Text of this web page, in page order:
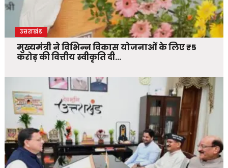
उत्तराखंड
मुख्यमंत्री ने विभिन्न विकास योजनाओं के लिए ₹5
करोड़ की वित्तीय स्वीकृति दी…